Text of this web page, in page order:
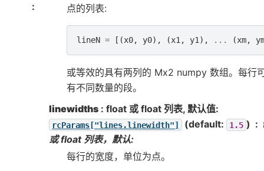
:
点的列表:
lineN = [(x0, y0), (x1, y1), ... (xm,
或等效的具有两列的 Mx2 numpy 数组。每行
有不同数量的段。
linewidths : float 或 float 列表, 默认值:
rcParams["lines.linewidth"] (default: 1.5 )
或 float 列表，默认:
每行的宽度，单位为点。